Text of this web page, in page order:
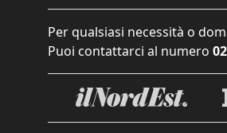
Per qualsiasi necessità o
Puoi contattarci al numero